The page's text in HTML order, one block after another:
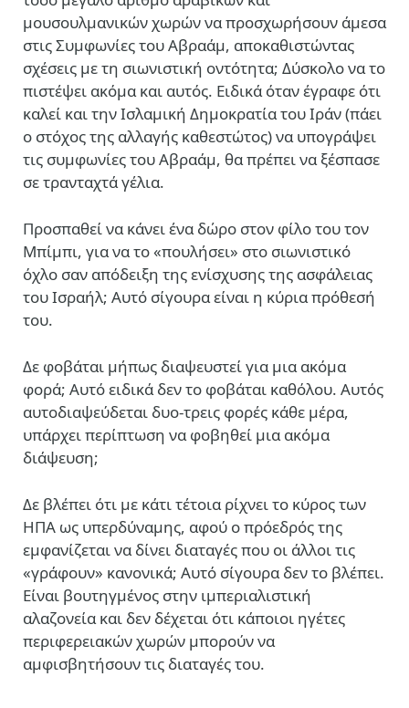
μουσουλμανικών χωρών να προσχωρήσουν άμεσα
στις Συμφωνίες του Αβραάμ, αποκαθιστώντας
σχέσεις με τη σιωνιστική οντότητα; Δύσκολο να το
πιστέψει ακόμα και αυτός. Ειδικά όταν έγραφε ότι
καλεί και την Ισλαμική Δημοκρατία του Ιράν (πάει
ο στόχος της αλλαγής καθεστώτος) να υπογράψει
τις συμφωνίες του Αβραάμ, θα πρέπει να ξέσπασε
σε τρανταχτά γέλια.
Προσπαθεί να κάνει ένα δώρο στον φίλο του τον
Μπίμπι, για να το «πουλήσει» στο σιωνιστικό
όχλο σαν απόδειξη της ενίσχυσης της ασφάλειας
του Ισραήλ; Αυτό σίγουρα είναι η κύρια πρόθεσή
του.
Δε φοβάται μήπως διαψευστεί για μια ακόμα
φορά; Αυτό ειδικά δεν το φοβάται καθόλου. Αυτός
αυτοδιαψεύδεται δυο-τρεις φορές κάθε μέρα,
υπάρχει περίπτωση να φοβηθεί μια ακόμα
διάψευση;
Δε βλέπει ότι με κάτι τέτοια ρίχνει το κύρος των
ΗΠΑ ως υπερδύναμης, αφού ο πρόεδρός της
εμφανίζεται να δίνει διαταγές που οι άλλοι τις
«γράφουν» κανονικά; Αυτό σίγουρα δεν το βλέπει.
Είναι βουτηγμένος στην ιμπεριαλιστική
αλαζονεία και δεν δέχεται ότι κάποιοι ηγέτες
περιφερειακών χωρών μπορούν να
αμφισβητήσουν τις διαταγές του.